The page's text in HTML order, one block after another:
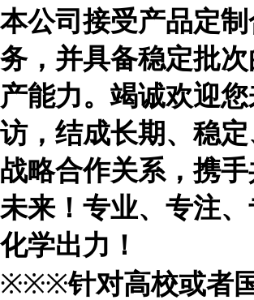
本公司接受产品定
务，并具备稳定批
产能力。竭诚欢迎
访，结成长期、稳
战略合作关系，携
未来！专业、专注
化学出力！
※※※针对高校或者